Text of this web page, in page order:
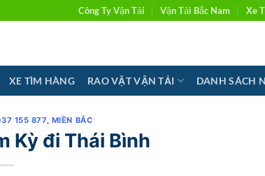
Công Ty Vận Tải Vận Tải Bắc Nam Xe
XE TÌM HÀNG RAO VẶT VẬN TẢI DANH SÁCH
155 877, MIỀN BẮC
Kỳ đi Thái Bình